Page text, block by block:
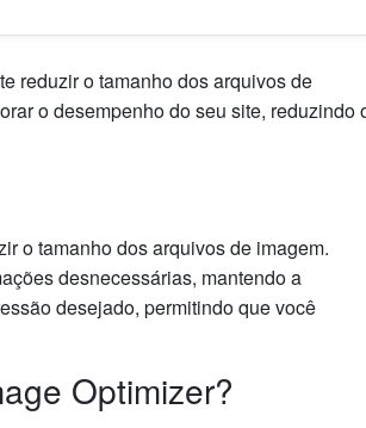
reduzir o tamanho dos arquivos de
o desempenho do seu site, reduzindo
o tamanho dos arquivos de imagem.
desnecessárias, mantendo a
desejado, permitindo que você
Optimizer?